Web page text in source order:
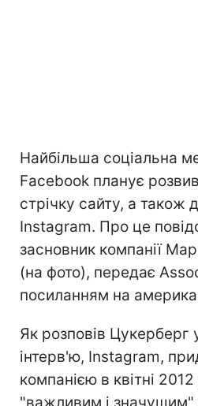
Найбільша соціальна
Facebook планує
стрічку сайту, а також
Instagram. Про це
засновник компанії
(на фото), передає
посиланням на
Як розповів Цукерберг
інтерв'ю, Instagram,
компанією в квітні 2012